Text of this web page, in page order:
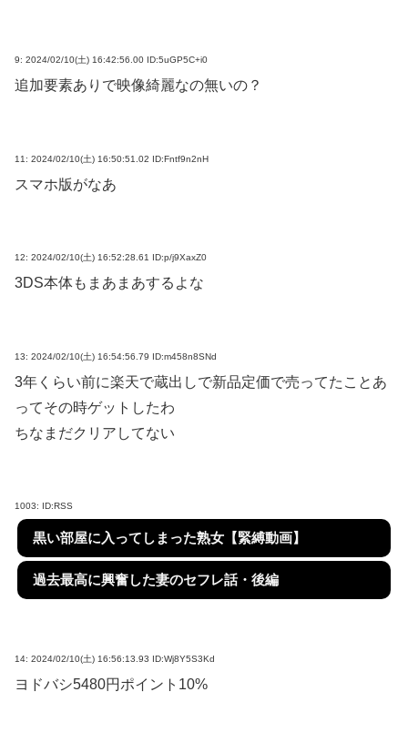
9: 2024/02/10(土) 16:42:56.00 ID:5uGP5C+i0
追加要素ありで映像綺麗なの無いの？
11: 2024/02/10(土) 16:50:51.02 ID:Fntf9n2nH
スマホ版がなあ
12: 2024/02/10(土) 16:52:28.61 ID:p/j9XaxZ0
3DS本体もまあまあするよな
13: 2024/02/10(土) 16:54:56.79 ID:m458n8SNd
3年くらい前に楽天で蔵出しで新品定価で売ってたことあ
ってその時ゲットしたわ
ちなまだクリアしてない
1003: ID:RSS
黒い部屋に入ってしまった熟女【緊縛動画】
過去最高に興奮した妻のセフレ話・後編
14: 2024/02/10(土) 16:56:13.93 ID:Wj8Y5S3Kd
ヨドバシ5480円ポイント10%